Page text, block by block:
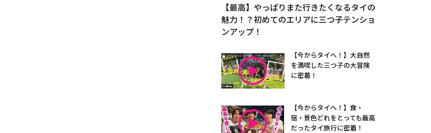
【最高】やっぱりまた行きたくなるタイの
魅力！？初めてのエリアに三つ子テンショ
ンアップ！
【今からタイへ！】大自然
を満喫した三つ子の大冒険
に密着！
【今からタイへ！】食・
宿・景色どれをとっても最高
だったタイ旅行に密着！